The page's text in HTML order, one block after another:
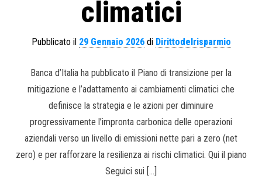
climatici
Pubblicato il 29 Gennaio 2026di Dirittodelrisparmio
Banca d’Italia ha pubblicato il Piano di transizione per la
mitigazione e l’adattamento ai cambiamenti climatici che
definisce la strategia e le azioni per diminuire
progressivamente l’impronta carbonica delle operazioni
aziendali verso un livello di emissioni nette pari a zero (net
zero) e per rafforzare la resilienza ai rischi climatici. Qui il piano
Seguici sui […]